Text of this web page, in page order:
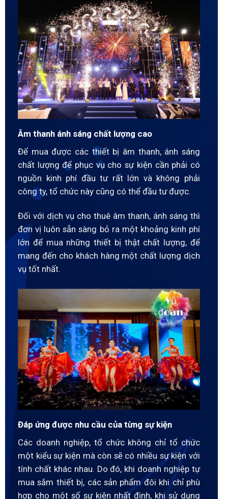
Âm thanh ánh sáng chất lượng cao
Để mua được các thiết bị âm thanh, ánh sáng
chất lượng để phục vụ cho sự kiện cần phải có
nguồn kinh phí đầu tư rất lớn và không phải
công ty, tổ chức này cũng có thể đầu tư được.
Đối với dịch vụ cho thuê âm thanh, ánh sáng thì
đơn vị luôn sẵn sàng bỏ ra một khoảng kinh phí
lớn để mua những thiết bị thật chất lượng, để
mang đến cho khách hàng một chất lượng dịch
vụ tốt nhất.
Đáp ứng được nhu cầu của từng sự kiện
Các doanh nghiệp, tổ chức không chỉ tổ chức
một kiểu sự kiện mà còn sẽ có nhiều sự kiện với
tính chất khác nhau. Do đó, khi doanh nghiệp tự
mua sắm thiết bị, các sản phẩm đôi khi chỉ phù
hợp cho một số sự kiện nhất định, khi sử dụng